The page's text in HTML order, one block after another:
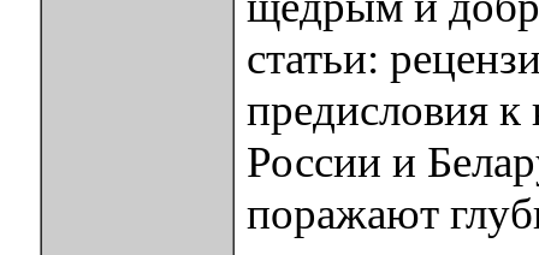
статьи:
предисловия
России и
поражают